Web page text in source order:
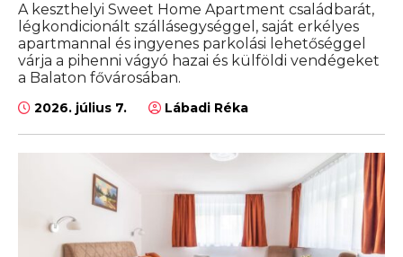
A keszthelyi Sweet Home Apartment családbarát,
légkondicionált szállásegységgel, saját erkélyes
apartmannal és ingyenes parkolási lehetőséggel
várja a pihenni vágyó hazai és külföldi vendégeket
a Balaton fővárosában.
2026. július 7. Lábadi Réka